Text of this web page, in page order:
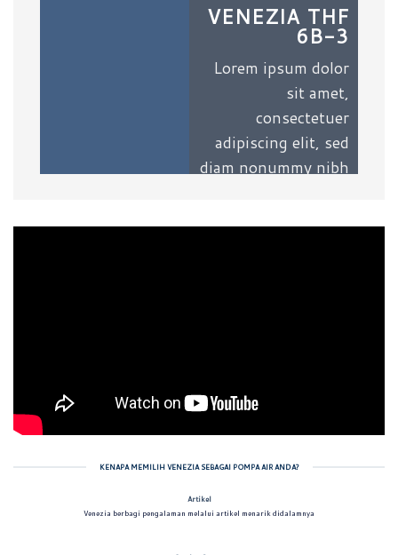
VENEZIA THF
6B-3
Lorem ipsum dolor
sit amet,
consectetuer
adipiscing elit, sed
diam nonummy nibh
KENAPA MEMILIH VENEZIA SEBAGAI POMPA AIR ANDA?
Artikel
Venezia berbagi pengalaman melalui artikel menarik didalamnya